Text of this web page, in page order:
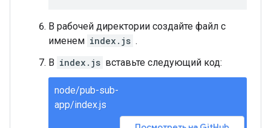
В рабочей директории создайте файл с
именем index.js .
В index.js вставьте следующий код:
node/pub-sub-
app/index.js